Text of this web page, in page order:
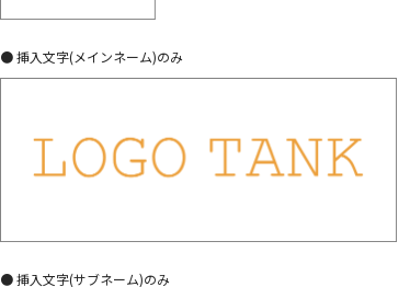
● 挿入文字(メインネーム)のみ
● 挿入文字(サブネーム)のみ